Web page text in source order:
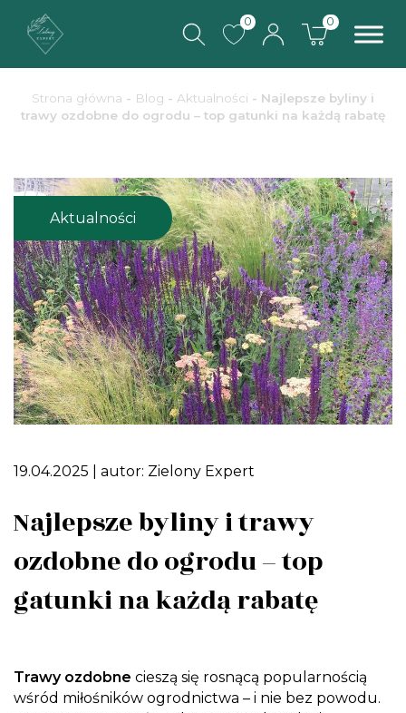
0 0
Strona główna - Blog - Aktualności - Najlepsze byliny i
trawy ozdobne do ogrodu – top gatunki na każdą rabatę
Aktualności
19.04.2025 | autor: Zielony Expert
Najlepsze byliny i trawy
ozdobne do ogrodu – top
gatunki na każdą rabatę
Trawy ozdobne cieszą się rosnącą popularnością
wśród miłośników ogrodnictwa – i nie bez powodu.